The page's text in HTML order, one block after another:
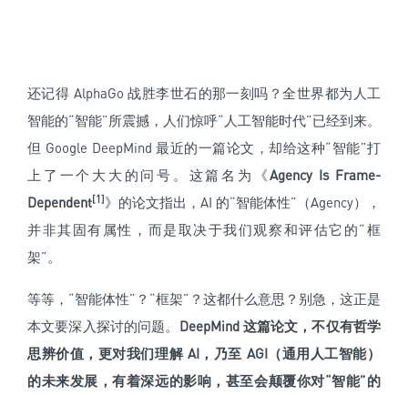
还记得 AlphaGo 战胜李世石的那一刻吗？全世界都为人工
智能的“智能”所震撼，人们惊呼“人工智能时代”已经到来。
但 Google DeepMind 最近的一篇论文，却给这种“智能”打
上了一个大大的问号。这篇名为《Agency Is Frame-
Dependent[1]》的论文指出，AI 的“智能体性” （Agency）
，
并非其固有属性，而是取决于我们观察和评估它的“框
架”。
等等，“智能体性”？“框架”？这都什么意思？别急，这正是
本文要深入探讨的问题。 DeepMind 这篇论文，不仅有哲学
思辨价值，更对我们理解 AI，乃至 AGI（通用人工智能）
的未来发展，有着深远的影响，甚至会颠覆你对“智能”的